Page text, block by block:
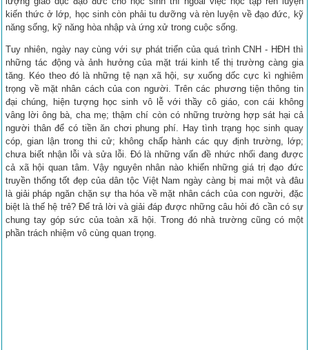
kiến thức ở lớp, học sinh còn phải tu dưỡng và rèn luyện về đạo đức, kỹ
năng sống, kỹ năng hòa nhập và ứng xử trong cuộc sống.
Tuy nhiên, ngày nay cùng với sự phát triển của quá trình CNH - HĐH thì
những tác động và ảnh hưởng của mặt trái kinh tế thị trường càng gia
tăng. Kéo theo đó là những tệ nạn xã hội, sự xuống dốc cực kì nghiêm
trọng về mặt nhân cách của con người. Trên các phương tiện thông tin
đại chúng, hiện tượng học sinh vô lễ với thầy cô giáo, con cái không
vâng lời ông bà, cha mẹ; thậm chí còn có những trường hợp sát hại cả
người thân để có tiền ăn chơi phung phí. Hay tình trạng học sinh quay
cóp, gian lận trong thi cử; không chấp hành các quy định trường, lớp;
chưa biết nhận lỗi và sửa lỗi. Đó là những vấn đề nhức nhối đang được
cả xã hội quan tâm. Vậy nguyên nhân nào khiến những giá trị đạo đức
truyền thống tốt đẹp của dân tộc Việt Nam ngày càng bị mai một và đâu
là giải pháp ngăn chặn sự tha hóa về mặt nhân cách của con người, đặc
biệt là thế hệ trẻ? Để trả lời và giải đáp được những câu hỏi đó cần có sự
chung tay góp sức của toàn xã hội. Trong đó nhà trường cũng có một
phần trách nhiệm vô cùng quan trọng.